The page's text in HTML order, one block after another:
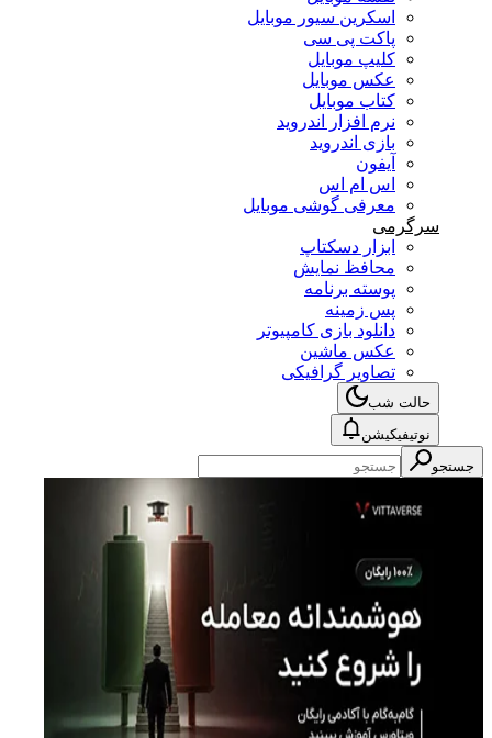
اسکرین سیور موبایل
پاکت پی سی
کلیپ موبایل
عکس موبایل
کتاب موبایل
نرم افزار اندروید
بازی اندروید
آیفون
اس ام اس
معرفی گوشی موبایل
سرگرمی
ابزار دسکتاپ
محافظ نمایش
پوسته برنامه
پس زمینه
دانلود بازی کامپیوتر
عکس ماشین
تصاویر گرافیکی
حالت شب
نوتیفیکیشن
جستجو